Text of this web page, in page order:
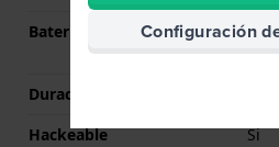
Batería
Duración de la batería
Hackeable
Si
Configuración